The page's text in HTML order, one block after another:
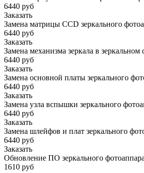
6440 руб
Заказать
Замена матрицы CCD зеркального
6440 руб
Заказать
Замена механизма зеркала в зеркальном
6440 руб
Заказать
Замена основной платы зеркального
6440 руб
Заказать
Замена узла вспышки зеркального
6440 руб
Заказать
Замена шлейфов и плат зеркального
6440 руб
Заказать
Обновление ПО зеркального
1610 руб